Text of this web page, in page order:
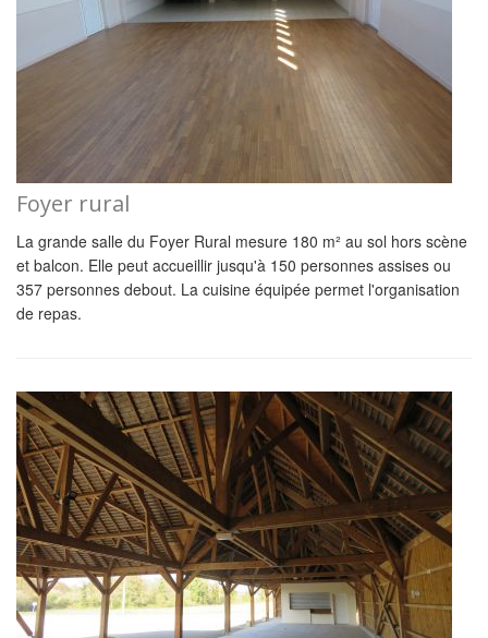
Foyer rural
La grande salle du Foyer Rural mesure 180 m² au sol hors scène
et balcon. Elle peut accueillir jusqu'à 150 personnes assises ou
357 personnes debout. La cuisine équipée permet l'organisation
de repas.